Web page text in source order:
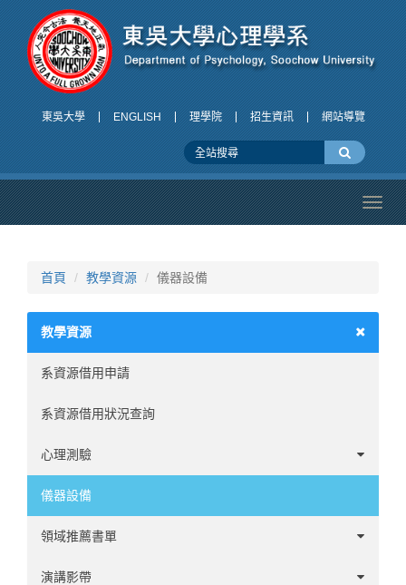
東吳大學 ENGLISH 理學院 招生資訊 網站導覽
首頁 教學資源 儀器設備
教學資源
系資源借用申請
系資源借用狀況查詢
心理測驗
中文心理測驗
英文心理測驗
儀器設備
領域推薦書單
諮商領域
演講影帶